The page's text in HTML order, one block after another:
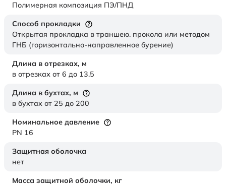
Полимерная композиция ПЭ/ПНД
Способ прокладки
Открытая прокладка в траншею. прокола или методом
ГНБ (горизонтально-направленное бурение)
Длина в отрезках, м
в отрезках от 6 до 13.5
Длина в бухтах, м
в бухтах от 25 до 200
Номинальное давление
PN 16
Защитная оболочка
нет
Масса защитной оболочки, кг